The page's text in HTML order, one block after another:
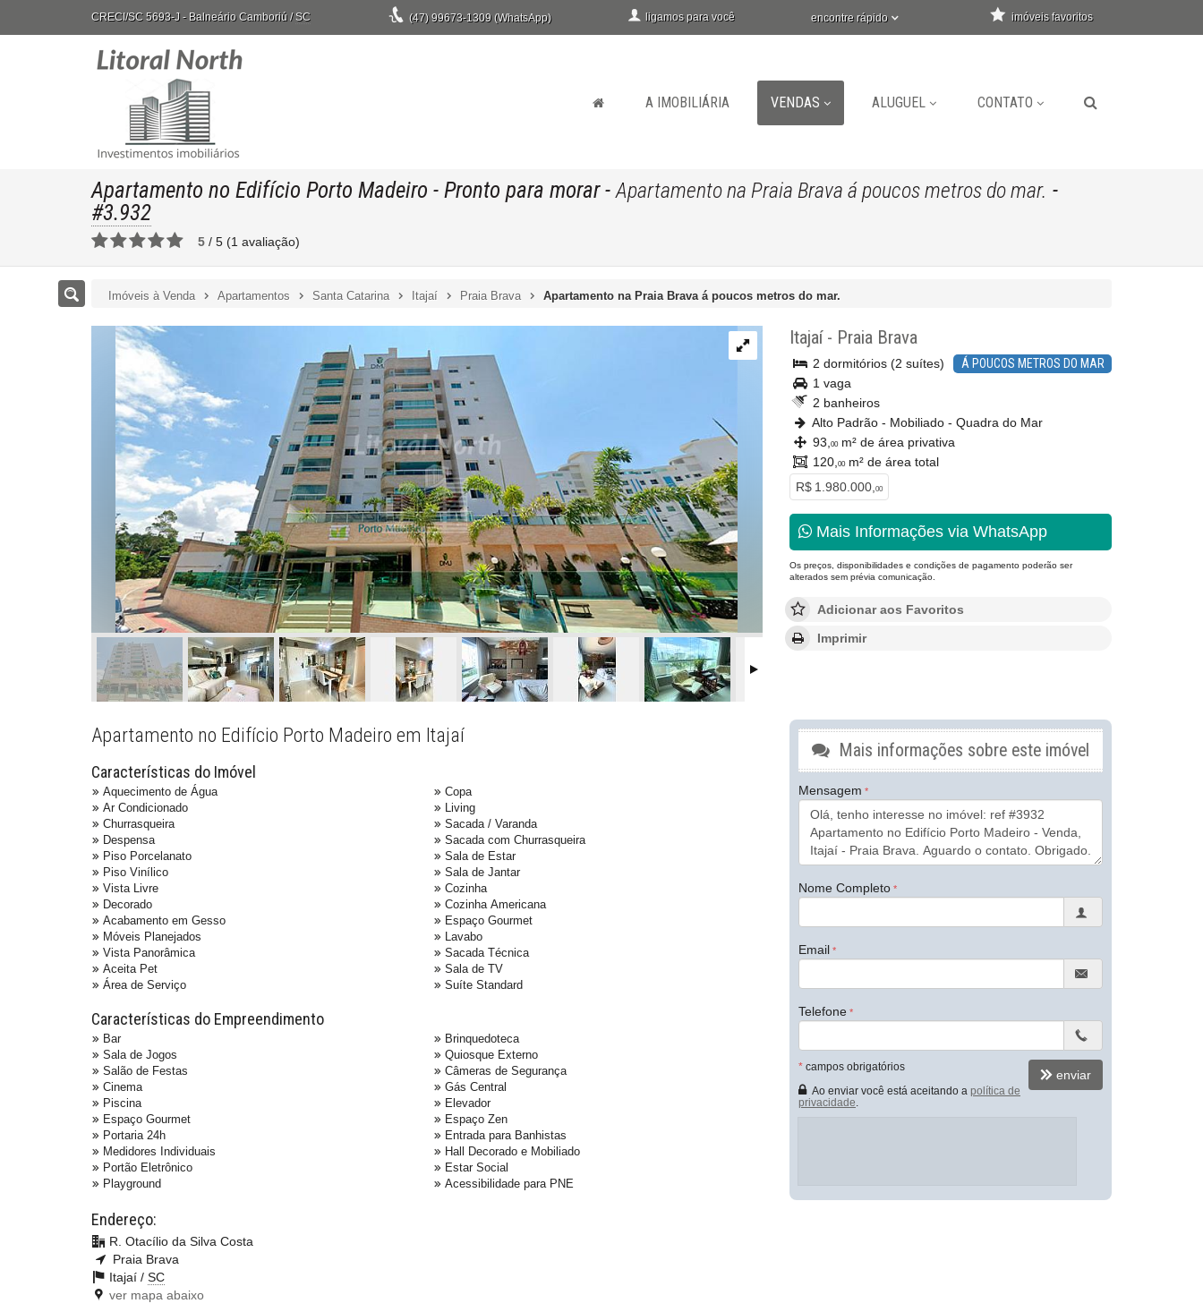
CRECI/SC 5693-J - Balneário Camboriú /SC (47) 99673-1309 (WhatsApp) ligamos para você encontre rápido imóveis favoritos
A IMOBILIÁRIA VENDAS ALUGUEL CONTATO
Apartamento no Edifício Porto Madeiro - Pronto para morar-Apartamento na Praia Brava á poucos metros do mar. -
#3.932
5 / 5 (1 avaliação)
Imóveis à Venda Apartamentos Santa Catarina Itajaí Praia Brava Apartamento na Praia Brava á poucos metros do mar.
Itajaí- Praia Brava
Á POUCOS METROS DO MAR
2 dormitórios (2 suítes)
1 vaga
2 banheiros
Alto Padrão - Mobiliado - Quadra do Mar
93, 00m² de área privativa
120, 00m² de área total
R$ 1.980.000, 00
Mais Informações via WhatsApp
Os preços, disponibilidades e condições de pagamento poderão ser
alterados sem prévia comunicação.
Adicionar aos Favoritos
Imprimir
Apartamento no Edifício Porto Madeiro em Itajaí
Características do Imóvel
Aquecimento de Água
Ar Condicionado
Churrasqueira
Despensa
Piso Porcelanato
Piso Vinílico
Vista Livre
Decorado
Acabamento em Gesso
Móveis Planejados
Vista Panorâmica
Aceita Pet
Área de Serviço
Copa
Living
Sacada / Varanda
Sacada com Churrasqueira
Sala de Estar
Sala de Jantar
Cozinha
Cozinha Americana
Espaço Gourmet
Lavabo
Sacada Técnica
Sala de TV
Suíte Standard
Características do Empreendimento
Bar
Sala de Jogos
Salão de Festas
Cinema
Piscina
Espaço Gourmet
Portaria 24h
Medidores Individuais
Portão Eletrônico
Playground
Brinquedoteca
Quiosque Externo
Câmeras de Segurança
Gás Central
Elevador
Espaço Zen
Entrada para Banhistas
Hall Decorado e Mobiliado
Estar Social
Acessibilidade para PNE
Endereço:
R. Otacílio da Silva Costa
Praia Brava
Itajaí / SC
ver mapa abaixo
Mais informações sobre este imóvel
Mensagem
Nome Completo
Email
Telefone
* campos obrigatórios
Ao enviar você está aceitando a política de
privacidade
enviar